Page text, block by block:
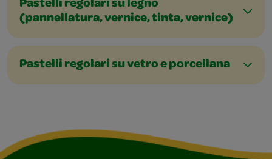
Pastelli regolari su legno
(pannellatura, vernice, tinta, vernice)
Pastelli regolari su vetro e porcellana